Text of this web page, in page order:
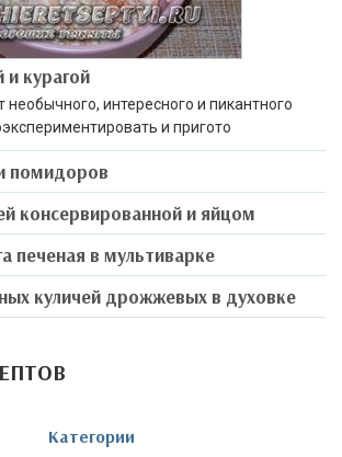
и курагой
интересного и пикантного
и пригото
помидоров
консервированной и яйцом
печеная в мультиварке
куличей дрожжевых в духовке
Категории